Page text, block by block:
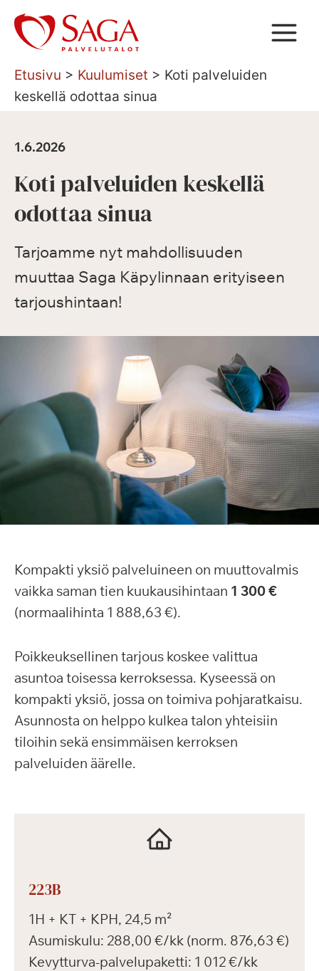
Siirry
sisältöön
Etusivu > Kuulumiset > Koti palveluiden
keskellä odottaa sinua
1.6.2026
Koti palveluiden keskellä
odottaa sinua
Tarjoamme nyt mahdollisuuden
muuttaa Saga Käpylinnaan erityiseen
tarjoushintaan!
Kompakti yksiö palveluineen on muuttovalmis
vaikka saman tien kuukausihintaan 1 300 €
(normaalihinta 1 888,63 €).
Poikkeuksellinen tarjous koskee valittua
asuntoa toisessa kerroksessa. Kyseessä on
kompakti yksiö, jossa on toimiva pohjaratkaisu.
Asunnosta on helppo kulkea talon yhteisiin
tiloihin sekä ensimmäisen kerroksen
palveluiden äärelle.
223B
1H + KT + KPH, 24,5 m²
Asumiskulu: 288,00 €/kk (norm. 876,63 €)
Kevytturva-palvelupaketti: 1 012 €/kk